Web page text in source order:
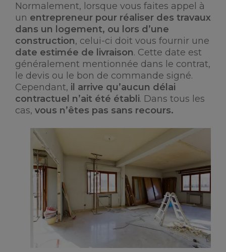
Normalement, lorsque vous faites appel à
un entrepreneur pour réaliser des travaux
dans un logement, ou lors d’une
construction, celui-ci doit vous fournir une
date estimée de livraison. Cette date est
généralement mentionnée dans le contrat,
le devis ou le bon de commande signé.
Cependant, il arrive qu’aucun délai
contractuel n’ait été établi. Dans tous les
cas, vous n’êtes pas sans recours.